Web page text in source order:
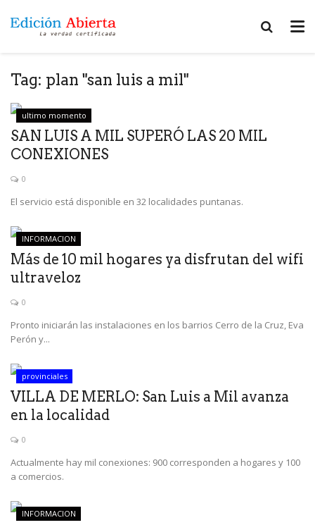
Tag: plan "san luis a mil"
ultimo momento
SAN LUIS A MIL SUPERÓ LAS 20 MIL
CONEXIONES
0
El servicio está disponible en 32 localidades puntanas.
INFORMACION
Más de 10 mil hogares ya disfrutan del wifi
ultraveloz
0
Pronto iniciarán las instalaciones en los barrios Cerro de la Cruz, Eva
Perón y...
provinciales
VILLA DE MERLO: San Luis a Mil avanza
en la localidad
0
Actualmente hay mil conexiones: 900 corresponden a hogares y 100
a comercios.
INFORMACION